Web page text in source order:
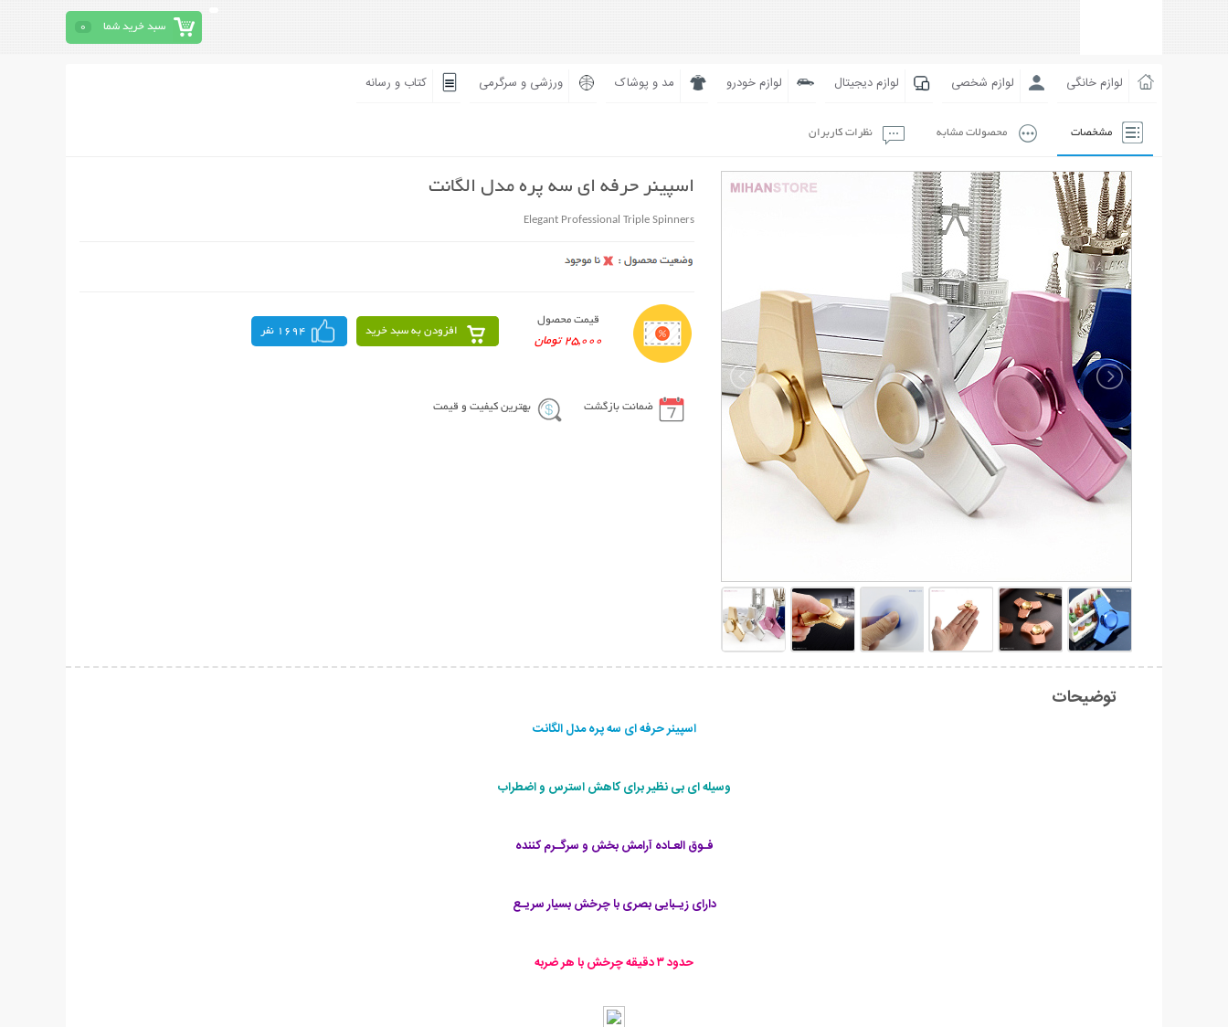
سبد خرید شما 0
لوازم خانگی لوازم شخصی لوازم دیجیتال لوازم خودرو مد و پوشاک ورزشی و سرگرمی کتاب و رسانه
مشخصات محصولات مشابه نظرات کاربران
اسپینر حرفه ای سه پره مدل الگانت
Elegant Professional Triple Spinners
قیمت محصول
25,000 تومان
افزودن به سبد خرید 1694 نفر
ضمانت بازگشت بهترین کیفیت و قیمت
توضیحات
اسپینر حرفه ای سه پره مدل الگانت
وسیله ای بی نظیر برای کاهش استرس و اضطراب
فـوق العـاده آرامش بخش و سرگـرم کننده
دارای زیـبایی بصری با چرخش بسیار سریـع
حدود ٣ دقيقه چرخش با هر ضربه